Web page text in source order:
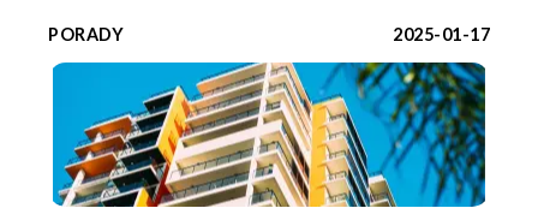
PORADY 2025-01-17